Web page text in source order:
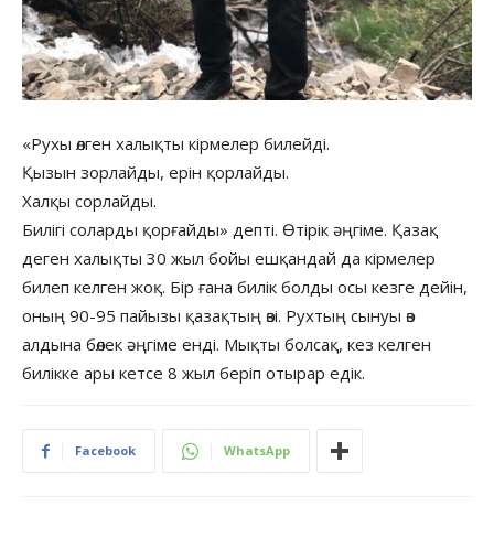
«Рухы өлген халықты кірмелер билейді.
Қызын зорлайды, ерін қорлайды.
Халқы сорлайды.
Билігі соларды қорғайды» депті. Өтірік әңгіме. Қазақ
деген халықты 30 жыл бойы ешқандай да кірмелер
билеп келген жоқ. Бір ғана билік болды осы кезге дейін,
оның 90-95 пайызы қазақтың өзі. Рухтың сынуы өз
алдына бөлек әңгіме енді. Мықты болсақ, кез келген
билікке ары кетсе 8 жыл беріп отырар едік.
Facebook WhatsApp